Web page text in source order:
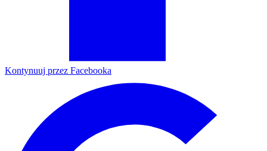
Kontynuuj przez Facebooka